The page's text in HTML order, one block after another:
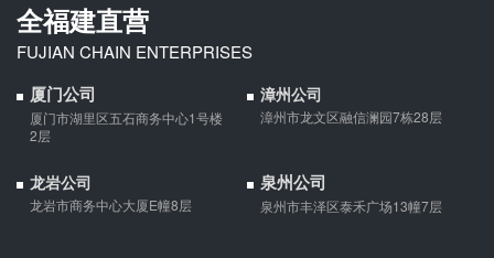
全福建直营
FUJIAN CHAIN ENTERPRISES
厦门公司
厦门市湖里区五石商务中心1号楼
2层
漳州公司
漳州市龙文区融信澜园7栋28层
龙岩公司
龙岩市商务中心大厦E幢8层
泉州公司
泉州市丰泽区泰禾广场13幢7层